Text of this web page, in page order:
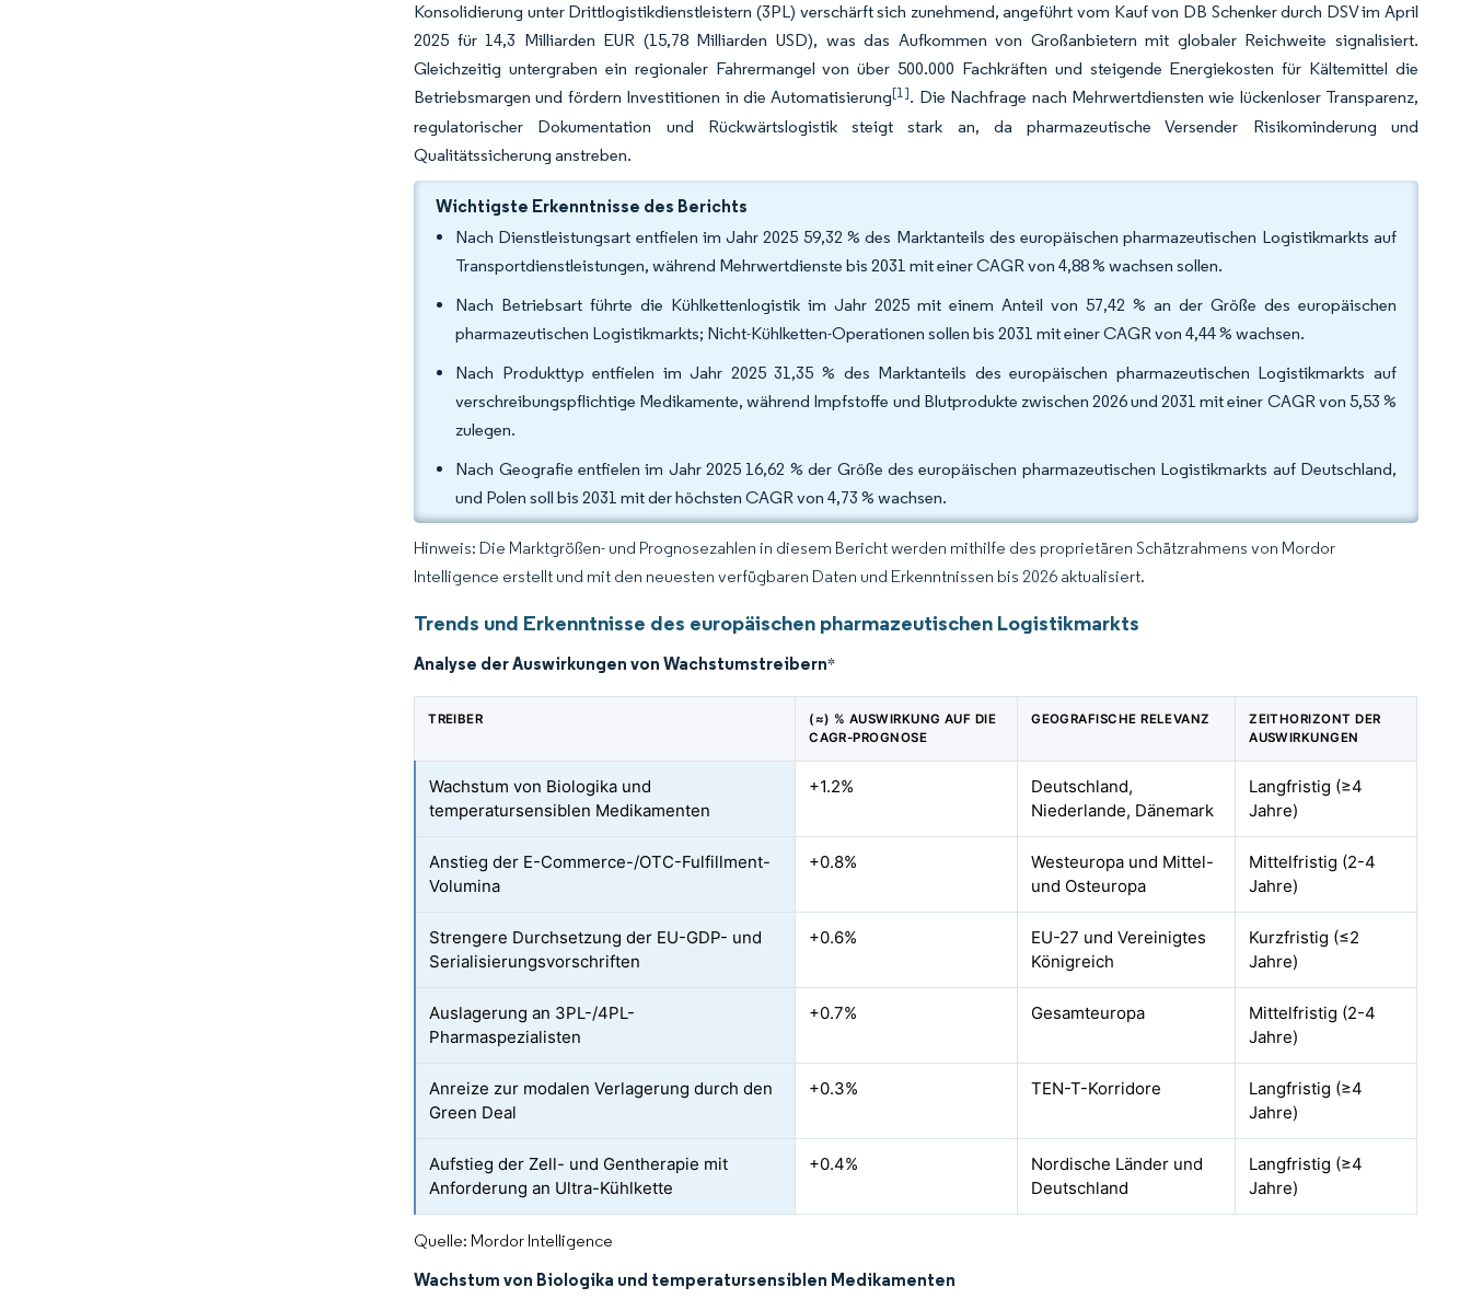
Konsolidierung unter Drittlogistikdienstleistern (3PL) verschärft sich zunehmend, angeführt vom Kauf von DB Schenker durch DSV im April
2025 für 14,3 Milliarden EUR (15,78 Milliarden USD), was das Aufkommen von Großanbietern mit globaler Reichweite signalisiert.
Gleichzeitig untergraben ein regionaler Fahrermangel von über 500.000 Fachkräften und steigende Energiekosten für Kältemittel die
Betriebsmargen und fördern Investitionen in die Automatisierung[1]. Die Nachfrage nach Mehrwertdiensten wie lückenloser Transparenz,
regulatorischer Dokumentation und Rückwärtslogistik steigt stark an, da pharmazeutische Versender Risikominderung und
Qualitätssicherung anstreben.
Wichtigste Erkenntnisse des Berichts
Nach Dienstleistungsart entfielen im Jahr 2025 59,32 % des Marktanteils des europäischen pharmazeutischen Logistikmarkts auf
Transportdienstleistungen, während Mehrwertdienste bis 2031 mit einer CAGR von 4,88 % wachsen sollen.
Nach Betriebsart führte die Kühlkettenlogistik im Jahr 2025 mit einem Anteil von 57,42 % an der Größe des europäischen
pharmazeutischen Logistikmarkts; Nicht-Kühlketten-Operationen sollen bis 2031 mit einer CAGR von 4,44 % wachsen.
Nach Produkttyp entfielen im Jahr 2025 31,35 % des Marktanteils des europäischen pharmazeutischen Logistikmarkts auf
verschreibungspflichtige Medikamente, während Impfstoffe und Blutprodukte zwischen 2026 und 2031 mit einer CAGR von 5,53 %
zulegen.
Nach Geografie entfielen im Jahr 2025 16,62 % der Größe des europäischen pharmazeutischen Logistikmarkts auf Deutschland,
und Polen soll bis 2031 mit der höchsten CAGR von 4,73 % wachsen.
Hinweis: Die Marktgrößen- und Prognosezahlen in diesem Bericht werden mithilfe des proprietären Schätzrahmens von Mordor
Intelligence erstellt und mit den neuesten verfügbaren Daten und Erkenntnissen bis 2026 aktualisiert.
Trends und Erkenntnisse des europäischen pharmazeutischen Logistikmarkts
Analyse der Auswirkungen von Wachstumstreibern*
TREIBER
(≈) % AUSWIRKUNG AUF DIE
CAGR-PROGNOSE
GEOGRAFISCHE RELEVANZ
ZEITHORIZONT DER
AUSWIRKUNGEN
Wachstum von Biologika und
temperatursensiblen Medikamenten
+1.2%
Deutschland,
Niederlande, Dänemark
Langfristig (≥4
Jahre)
Anstieg der E-Commerce-/OTC-Fulfillment-
Volumina
+0.8%
Westeuropa und Mittel-
und Osteuropa
Mittelfristig (2-4
Jahre)
Strengere Durchsetzung der EU-GDP- und
Serialisierungsvorschriften
+0.6%
EU-27 und Vereinigtes
Königreich
Kurzfristig (≤2
Jahre)
Auslagerung an 3PL-/4PL-
Pharmaspezialisten
+0.7% Gesamteuropa
Mittelfristig (2-4
Jahre)
Anreize zur modalen Verlagerung durch den
Green Deal
+0.3% TEN-T-Korridore
Langfristig (≥4
Jahre)
Aufstieg der Zell- und Gentherapie mit
Anforderung an Ultra-Kühlkette
+0.4%
Nordische Länder und
Deutschland
Langfristig (≥4
Jahre)
Quelle: Mordor Intelligence
Wachstum von Biologika und temperatursensiblen Medikamenten